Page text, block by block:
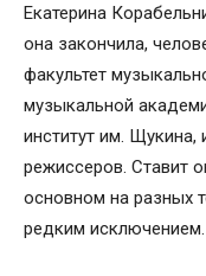
Екатерина
она закончила,
факультет
музыкальной
институт им.
режиссеров. Ставит
основном на разных
редким исключением.